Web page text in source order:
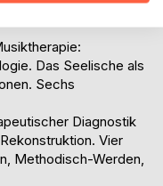
Das Seelische als
Sechs
Diagnostik
Vier
Methodisch-Werden,